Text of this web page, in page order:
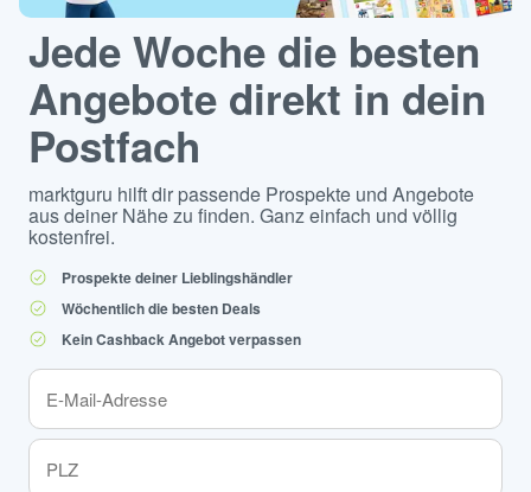
Jede Woche die besten
Angebote direkt in dein
Postfach
marktguru hilft dir passende Prospekte und Angebote
aus deiner Nähe zu finden. Ganz einfach und völlig
kostenfrei.
Prospekte deiner Lieblingshändler
Wöchentlich die besten Deals
Kein Cashback Angebot verpassen